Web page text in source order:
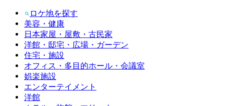
ロケ地を探す
美容・健康
日本家屋・屋敷・古民家
洋館・邸宅・広場・ガーデン
住宅・施設
オフィス・多目的ホール・会議室
娯楽施設
エンターテイメント
洋館